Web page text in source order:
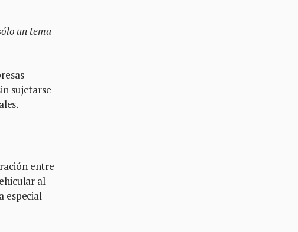
un tema
sujetarse
entre
al
especial